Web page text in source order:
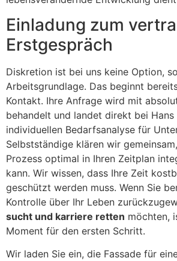
Einladung zum
Erstgespräch
Diskretion ist bei uns keine Option,
Arbeitsgrundlage. Das beginnt
Kontakt. Ihre Anfrage wird mit
behandelt und landet direkt bei
individuellen Bedarfsanalyse für
Selbstständige klären wir
Prozess optimal in Ihren Zeitplan
kann. Wir wissen, dass Ihre Zeit
geschützt werden muss. Wenn Sie
Kontrolle über Ihr Leben
sucht und karriere retten möchten,
Moment für den ersten Schritt.
Wir laden Sie ein, die Fassade für